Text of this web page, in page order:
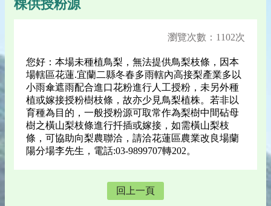
棵供授粉源
瀏覽次數：1102次
您好：本場未種植鳥梨，無法提供鳥梨枝條，因本
場轄區花蓮.宜蘭二縣冬春多雨轄內高接梨產業多以
小雨傘遮雨配合進口花粉進行人工授粉，未另外種
植或嫁接授粉樹枝條，故亦少見鳥梨植株。若非以
育種為目的，一般授粉源可取常作為梨樹中間砧母
樹之橫山梨枝條進行扦插或嫁接，如需橫山梨枝
條，可協助向梨農聯洽，請洽花蓮區農業改良場蘭
陽分場李先生，電話:03-9899707轉202。
回上一頁